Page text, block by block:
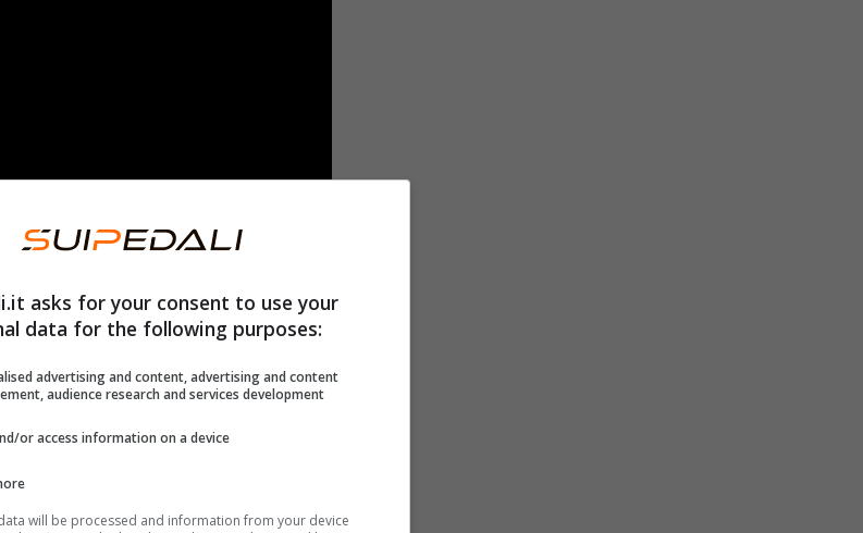
La sua progressione
ci sono dei farmaci che ne
assunti con largo anticipo
di questa malattia è più
d’allarme
che non va? Ecco quali sono.
asks for your consent to use your
data for the following purposes:
advertising and content, advertising and content
audience research and services development
or access information on a device
will be processed and information from your device